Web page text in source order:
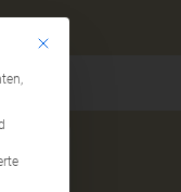
Mit diesem Button wird